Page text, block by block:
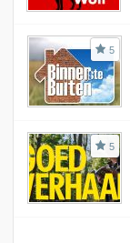
5
5